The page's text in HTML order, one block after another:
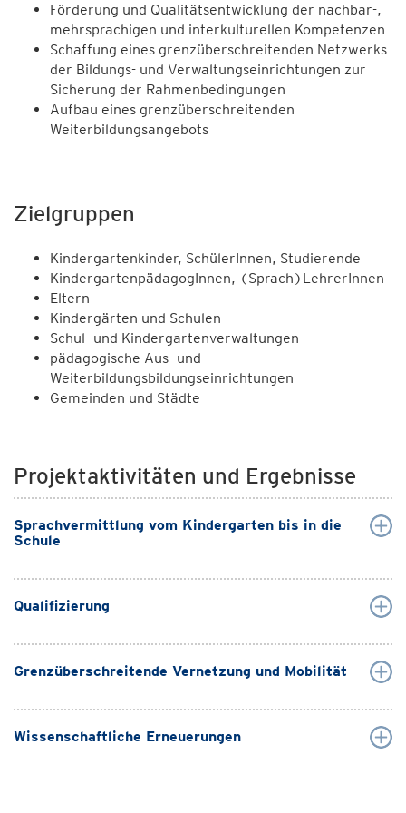
Förderung und Qualitätsentwicklung der nachbar-,
mehrsprachigen und interkulturellen Kompetenzen
Schaffung eines grenzüberschreitenden Netzwerks
der Bildungs- und Verwaltungseinrichtungen zur
Sicherung der Rahmenbedingungen
Aufbau eines grenzüberschreitenden
Weiterbildungsangebots
Zielgruppen
Kindergartenkinder, SchülerInnen, Studierende
KindergartenpädagogInnen, (Sprach)LehrerInnen
Eltern
Kindergärten und Schulen
Schul- und Kindergartenverwaltungen
pädagogische Aus- und
Weiterbildungsbildungseinrichtungen
Gemeinden und Städte
Projektaktivitäten und Ergebnisse
Sprachvermittlung vom Kindergarten bis in die
Schule
Qualifizierung
Grenzüberschreitende Vernetzung und Mobilität
Wissenschaftliche Erneuerungen